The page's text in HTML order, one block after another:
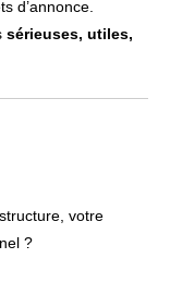
d’annonce.
sérieuses, utiles,
votre
?